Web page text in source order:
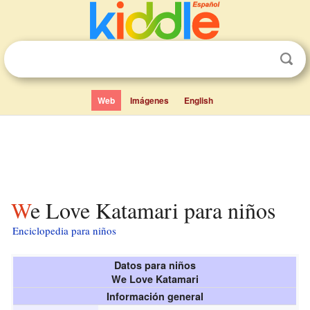
Web Imágenes English
We Love Katamari para niños
Enciclopedia para niños
Datos para niños
We Love Katamari
Información general